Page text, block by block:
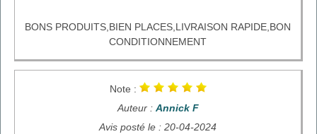
BONS PRODUITS,BIEN PLACES,LIVRAISON RAPIDE,BON
CONDITIONNEMENT
Note :
Auteur : Annick F
Avis posté le : 20-04-2024